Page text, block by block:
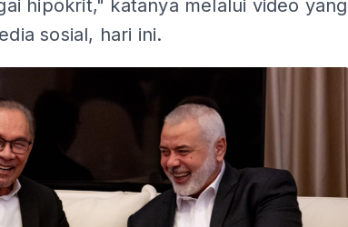
hipokrit," katanya melalui video yang
sosial, hari ini.